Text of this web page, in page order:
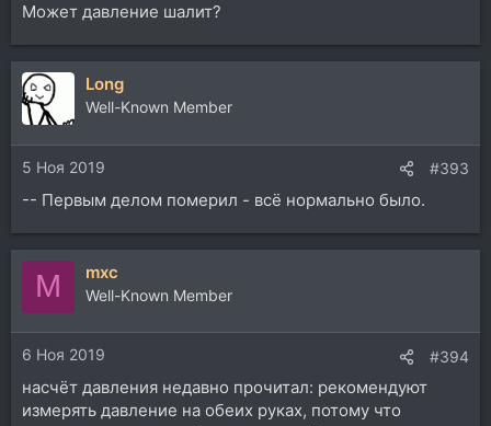
Может давление шалит?
Long
Well-Known Member
5 Ноя 2019 #393
-- Первым делом померил - всё нормально было.
M mxc
Well-Known Member
6 Ноя 2019 #394
насчёт давления недавно прочитал: рекомендуют
измерять давление на обеих руках, потому что